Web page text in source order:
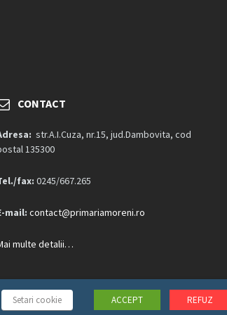
CONTACT
str.A.I.Cuza, nr.15, jud.Dambovita, cod
135300
fax: 0245/667.265
mail: contact@primariamoreni.ro
multe detalii…
Setari cookie ACCEPT REFUZ